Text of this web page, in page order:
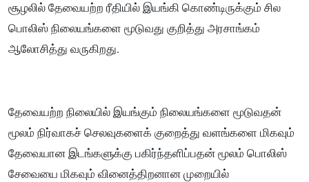
சூழலில் தேவையற்ற ரீதியில் இயங்கி கொண்டிருக்கும் சில
பொலிஸ் நிலையங்களை மூடுவது குறித்து அரசாங்கம்
ஆலோசித்து வருகிறது.
தேவையற்ற நிலையில் இயங்கும் நிலையங்களை மூடுவதன்
மூலம் நிர்வாகச் செலவுகளைக் குறைத்து வளங்களை மிகவும்
தேவையான இடங்களுக்கு பகிர்ந்தளிப்பதன் மூலம் பொலிஸ்
சேவையை மிகவும் வினைத்திறனான முறையில்